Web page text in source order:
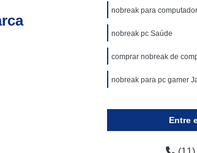
Energia para Industrias
Colocar na Industrias
Aluguel de Nobreak Hospitalar
Aluguel Ups
Locação Nobreak Locação Ups
Manutenção de
Manutenção
nobreak para
nobreak pc Saúde
comprar nobreak de
nobreak para pc gamer
Entre